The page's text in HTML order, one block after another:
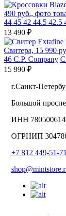
44 45 42 44.5 42.5
13 490 ₽
46 C.P. Company
15 990 ₽
г.Санкт-
Большой
ИНН
ОГРНИП
+7 812 449-51-71